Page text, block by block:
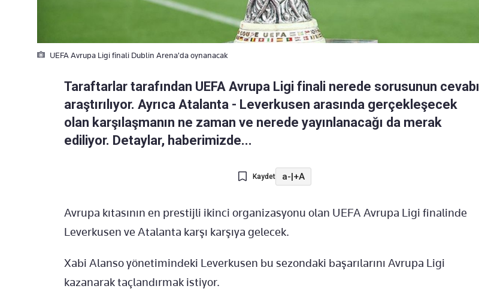
UEFA Avrupa Ligi finali Dublin Arena'da oynanacak
Taraftarlar tarafından UEFA Avrupa Ligi finali nerede sorusunun cevabı
araştırılıyor. Ayrıca Atalanta - Leverkusen arasında gerçekleşecek
olan karşılaşmanın ne zaman ve nerede yayınlanacağı da merak
ediliyor. Detaylar, haberimizde...
Kaydet a-|+A
Avrupa kıtasının en prestijli ikinci organizasyonu olan UEFA Avrupa Ligi finalinde
Leverkusen ve Atalanta karşı karşıya gelecek.
Xabi Alanso yönetimindeki Leverkusen bu sezondaki başarılarını Avrupa Ligi
kazanarak taçlandırmak istiyor.